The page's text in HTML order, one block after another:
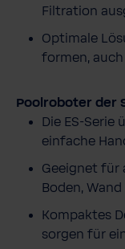
Filtration
Optimale
formen,
Poolroboter der
Die ES-Serie
einfache
Geeignet für
Boden,
Kompaktes
sorgen für